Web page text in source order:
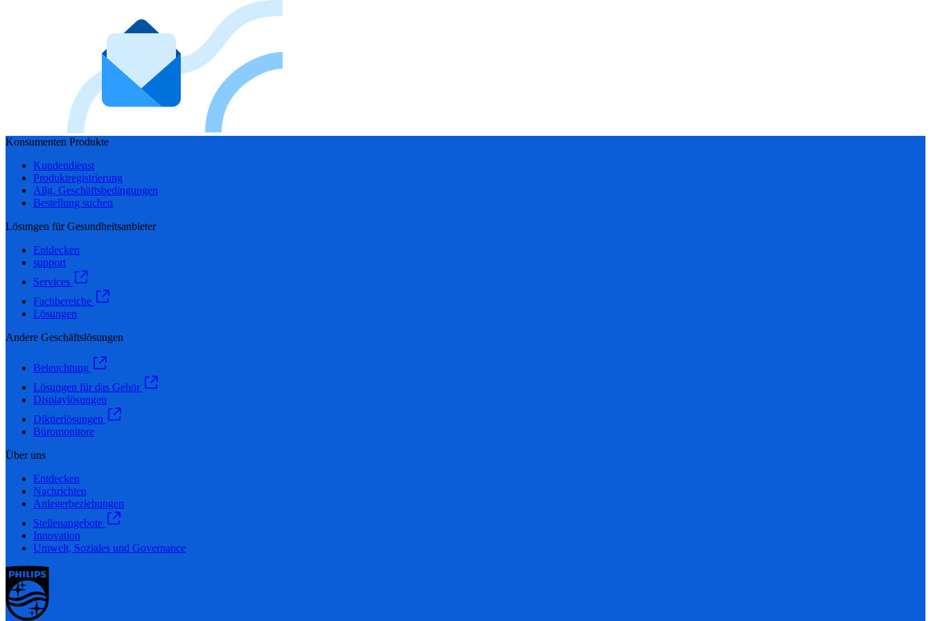
Konsumenten Produkte
Kundendienst
Produktregistrierung
Allg. Geschäftsbedingungen
Bestellung suchen
Lösungen für Gesundheitsanbieter
Entdecken
support
Services
Fachbereiche
Lösungen
Andere Geschäftslösungen
Beleuchtung
Lösungen für das Gehör
Displaylösungen
Diktierlösungen
Büromonitore
Über uns
Entdecken
Nachrichten
Anlegerbeziehungen
Stellenangebote
Innovation
Umwelt, Soziales und Governance